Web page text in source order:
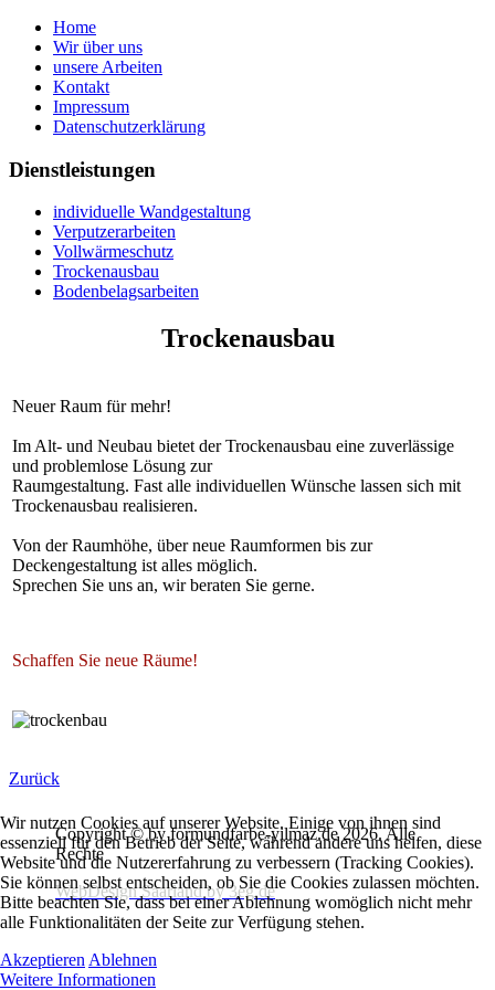
Home
Wir über uns
unsere Arbeiten
Kontakt
Impressum
Datenschutzerklärung
Dienstleistungen
individuelle Wandgestaltung
Verputzerarbeiten
Vollwärmeschutz
Trockenausbau
Bodenbelagsarbeiten
Trockenausbau
Neuer Raum für mehr!
Im Alt- und Neubau bietet der Trockenausbau eine zuverlässige
und problemlose Lösung zur
Raumgestaltung. Fast alle individuellen Wünsche lassen sich mit
Trockenausbau realisieren.
Von der Raumhöhe, über neue Raumformen bis zur
Deckengestaltung ist alles möglich.
Sprechen Sie uns an, wir beraten Sie gerne.
Schaffen Sie neue Räume!
Zurück
Copyright © by formundfarbe-yilmaz.de 2026. Alle
Rechte
WebDesign Saarland by 3eg.de
Wir nutzen Cookies auf unserer Website. Einige von ihnen sind
essenziell für den Betrieb der Seite, während andere uns helfen, diese
Website und die Nutzererfahrung zu verbessern (Tracking Cookies).
Sie können selbst entscheiden, ob Sie die Cookies zulassen möchten.
Bitte beachten Sie, dass bei einer Ablehnung womöglich nicht mehr
alle Funktionalitäten der Seite zur Verfügung stehen.
Akzeptieren Ablehnen
Weitere Informationen